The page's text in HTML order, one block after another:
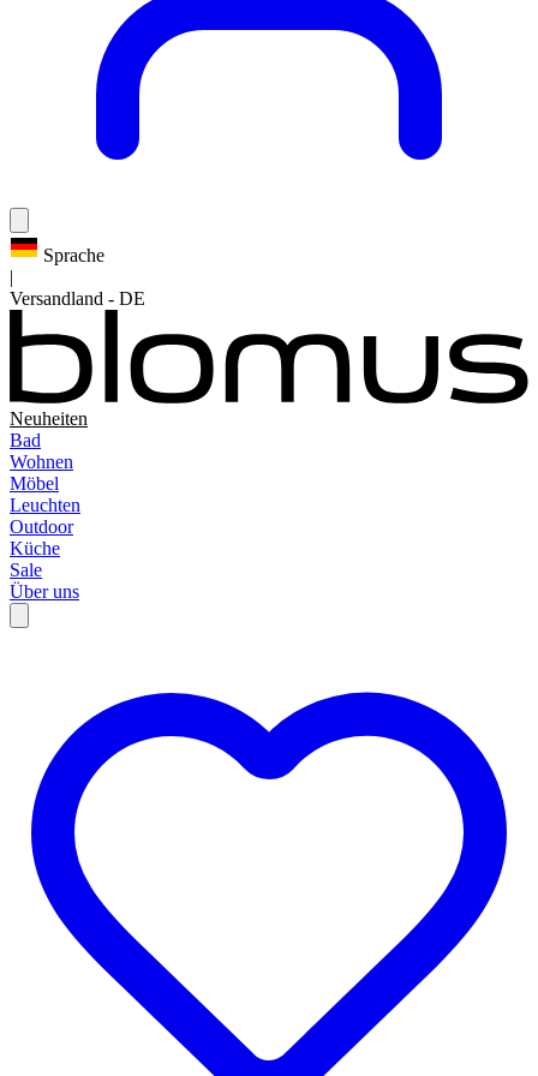
Sprache
|
Versandland - DE
Neuheiten
Bad
Wohnen
Möbel
Leuchten
Outdoor
Küche
Sale
Über uns